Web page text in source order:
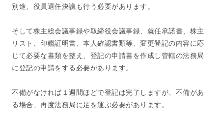
別途、役員選任決議も行う必要があります。
そして株主総会議事録や取締役会議事録、就任承諾書、株主
リスト、印鑑証明書、本人確認書類等、変更登記の内容に応
じて必要な書類を整え、登記の申請書を作成し管轄の法務局
に登記の申請をする必要があります。
不備がなければ１週間ほどで登記は完了しますが、不備があ
る場合、再度法務局に足を運ぶ必要があります。